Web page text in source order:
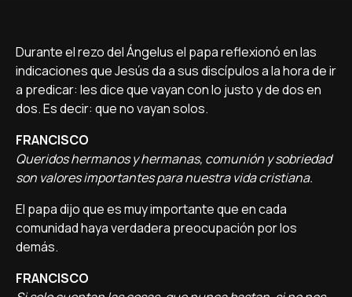
Durante el rezo del Ángelus el papa reflexionó en las
indicaciones que Jesús da a sus discípulos a la hora de ir
a predicar: les dice que vayan con lo justo y de dos en
dos. Es decir: que no vayan solos.
FRANCISCO
Queridos hermanos y hermanas, comunión y sobriedad
son valores importantes para nuestra vida cristiana.
El papa dijo que es muy importante que en cada
comunidad haya verdadera preocupación por los
demás.
FRANCISCO